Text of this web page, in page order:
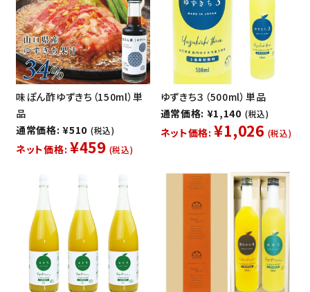
味ぽん酢ゆずきち（150ml）単
品
通常価格: ¥510 (税込)
ネット価格: ¥459 (税込)
ゆずきち３（500ml）単品
通常価格: ¥1,140 (税込)
ネット価格: ¥1,026 (税込)